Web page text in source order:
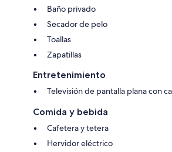
Baño privado
Secador de pelo
Toallas
Zapatillas
Entretenimiento
Televisión de pantalla plana con
Comida y bebida
Cafetera y tetera
Hervidor eléctrico